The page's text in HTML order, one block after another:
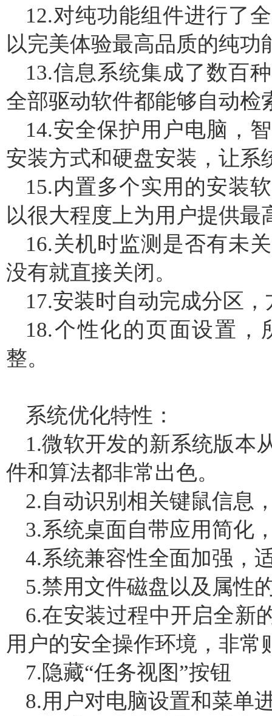
12.对纯功能组件进行了
以完美体验最高品质的纯功
13.信息系统集成了数百
全部驱动软件都能够自动检
14.安全保护用户电脑，
安装方式和硬盘安装，让系
15.内置多个实用的安装
以很大程度上为用户提供最
16.关机时监测是否有未
没有就直接关闭。
17.安装时自动完成分区
18.个性化的页面设置
整。
系统优化特性：
1.微软开发的新系统版本
件和算法都非常出色。
2.自动识别相关键鼠信息
3.系统桌面自带应用简化
4.系统兼容性全面加强，
5.禁用文件磁盘以及属性
6.在安装过程中开启全新
用户的安全操作环境，非常
7.隐藏“任务视图”按钮
8.用户对电脑设置和菜单